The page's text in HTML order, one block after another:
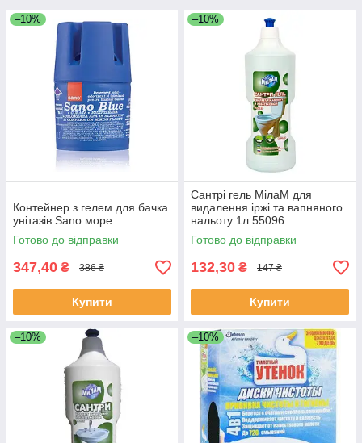
–10%
Контейнер з гелем для бачка
унітазів Sano море
Готово до відправки
347,40 ₴ 386 ₴
Купити
–10%
Сантрі гель МілаМ для
видалення іржі та вапняного
нальоту 1л 55096
Готово до відправки
132,30 ₴ 147 ₴
Купити
–10% –10%